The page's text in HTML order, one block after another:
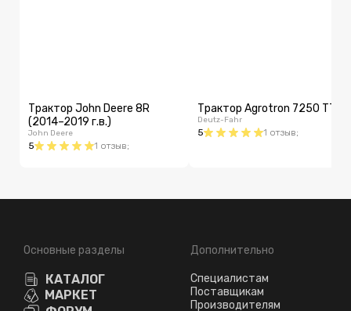
Трактор John Deere 8R
(2014–2019 г.в.)
John Deere
5 1 отзыв;
Трактор Agrotron 7250 TTV
Deutz-Fahr
5 1 отзыв;
Основные разделы
КАТАЛОГ
МАРКЕТ
Дополнительно
Специалистам
Поставщикам
Производителям